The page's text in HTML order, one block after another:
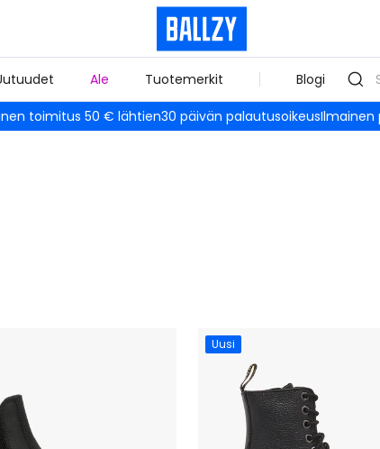
Ale Tuotemerkit Blogi
toimitus 50 € lähtien30 päivän palautusoikeusIlmainen
Uusi